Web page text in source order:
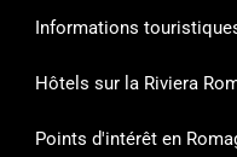
Informations
Hôtels sur la Riviera
Points d'intérêt en